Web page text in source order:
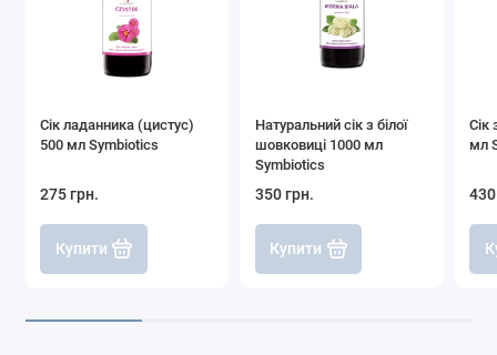
Сік ладанника (цистус)
500 мл Symbiotics
275 грн.
Купити
Натуральний сік з білої
шовковиці 1000 мл
Symbiotics
350 грн.
Купити
Сік
мл